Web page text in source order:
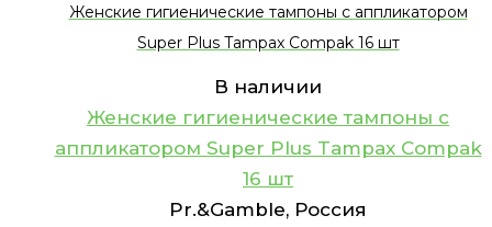
Женские гигиенические тампоны с аппликатором
Super Plus Tampax Compak 16 шт
В наличии
Женские гигиенические тампоны с
аппликатором Super Plus Tampax Compak
16 шт
Pr.&Gamble, Россия